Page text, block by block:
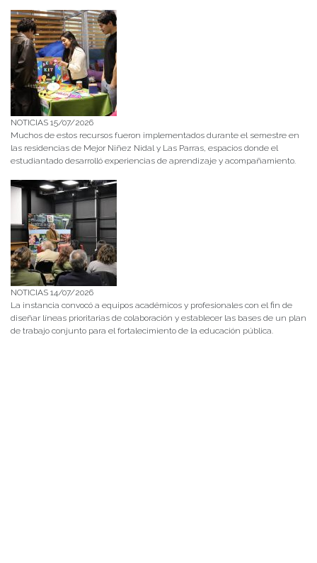
NOTICIAS 15/07/2026
Muchos de estos recursos fueron implementados durante el semestre en
las residencias de Mejor Niñez Nidal y Las Parras, espacios donde el
estudiantado desarrolló experiencias de aprendizaje y acompañamiento.
NOTICIAS 14/07/2026
La instancia convocó a equipos académicos y profesionales con el fin de
diseñar líneas prioritarias de colaboración y establecer las bases de un plan
de trabajo conjunto para el fortalecimiento de la educación pública.